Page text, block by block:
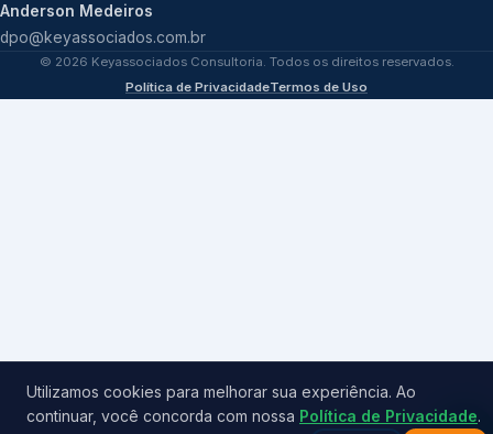
Anderson Medeiros
dpo@keyassociados.com.br
© 2026 Keyassociados Consultoria. Todos os direitos reservados.
Política de PrivacidadeTermos de Uso
Utilizamos cookies para melhorar sua experiência. Ao
continuar, você concorda com nossa Política de Privacidade.